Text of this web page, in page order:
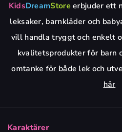
KidsDreamStore erbjuder ett
leksaker, barnkläder och
vill handla tryggt och enkelt
kvalitetsprodukter för barn
omtanke för både lek och
här
Karaktärer